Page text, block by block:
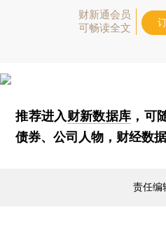
财新通会员
可畅读全文
推荐进入财新数据库 ，可
债券、公司人物，财经数据
责任编